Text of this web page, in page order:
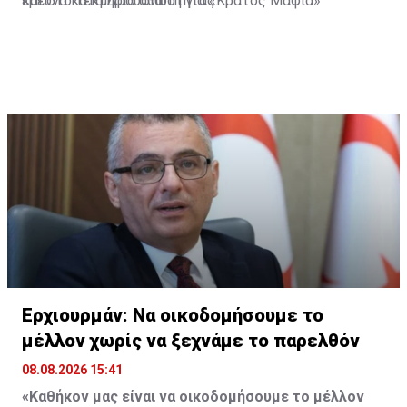
Ερχιουρμάν: Να οικοδομήσουμε το
μέλλον χωρίς να ξεχνάμε το παρελθόν
08.08.2026 15:41
«Καθήκον μας είναι να οικοδομήσουμε το μέλλον